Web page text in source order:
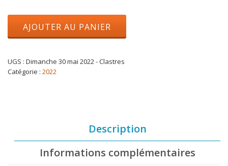
AJOUTER AU PANIER
UGS : Dimanche 30 mai 2022 - Clastres
Catégorie : 2022
Description
Informations complémentaires